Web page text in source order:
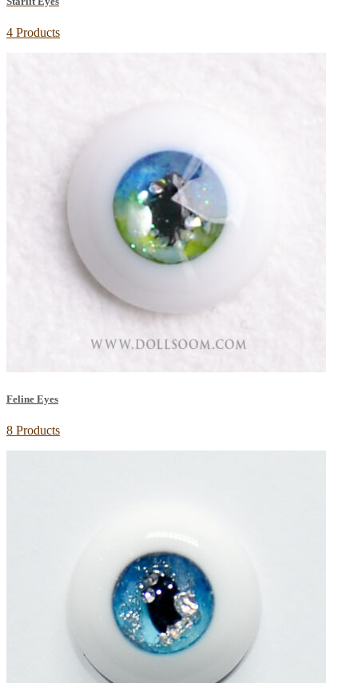
4 Products
Feline Eyes
8 Products